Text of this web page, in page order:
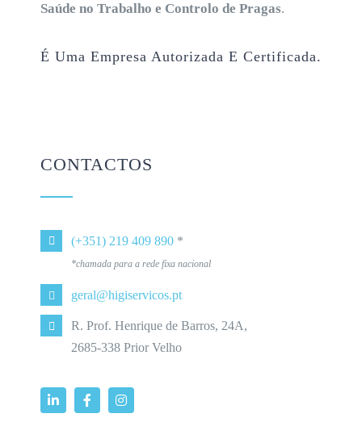
Saúde no Trabalho e Controlo de Pragas.
É Uma Empresa Autorizada E Certificada.
CONTACTOS
(+351) 219 409 890 *
*chamada para a rede fixa nacional
geral@higiservicos.pt
R. Prof. Henrique de Barros, 24A,
2685-338 Prior Velho